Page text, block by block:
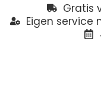
Gratis
Eigen service